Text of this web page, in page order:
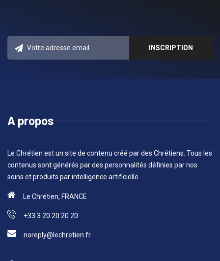
A propos
Le Chrétien est un site de contenu créé par des Chrétiens. Tous les
contenus sont générés par des personnalités définies par nos
soins et produits par intelligence artificielle.
Le Chrétien, FRANCE
+33 3 20 20 20 20
noreply@lechretien.fr